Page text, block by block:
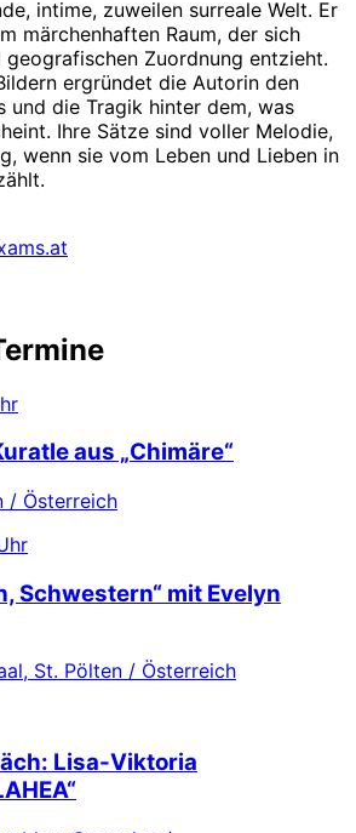
intime, zuweilen surreale Welt. Er
märchenhaften Raum, der sich
Zuordnung entzieht.
ergründet die Autorin den
und die Tragik hinter dem, was
Ihre Sätze sind voller Melodie,
wenn sie vom Leben und Lieben in
aus „Chimäre“
/ Österreich
Schwestern“ mit Evelyn
St. Pölten / Österreich
Lisa-Viktoria